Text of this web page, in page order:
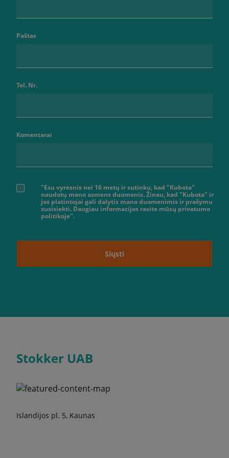
Paštas
Tel. Nr.
Komentarai
"Esu vyresnis nei 16 metų ir sutinku, kad "Kubota"
naudotų mano asmens duomenis. Žinau, kad "Kubota" ir
jos platintojai gali dalytis mano duomenimis ir prašymu
susisiekti. Daugiau informacijos rasite mūsų privatumo
politikoje".
Siųsti
Stokker UAB
Islandijos pl. 5, Kaunas